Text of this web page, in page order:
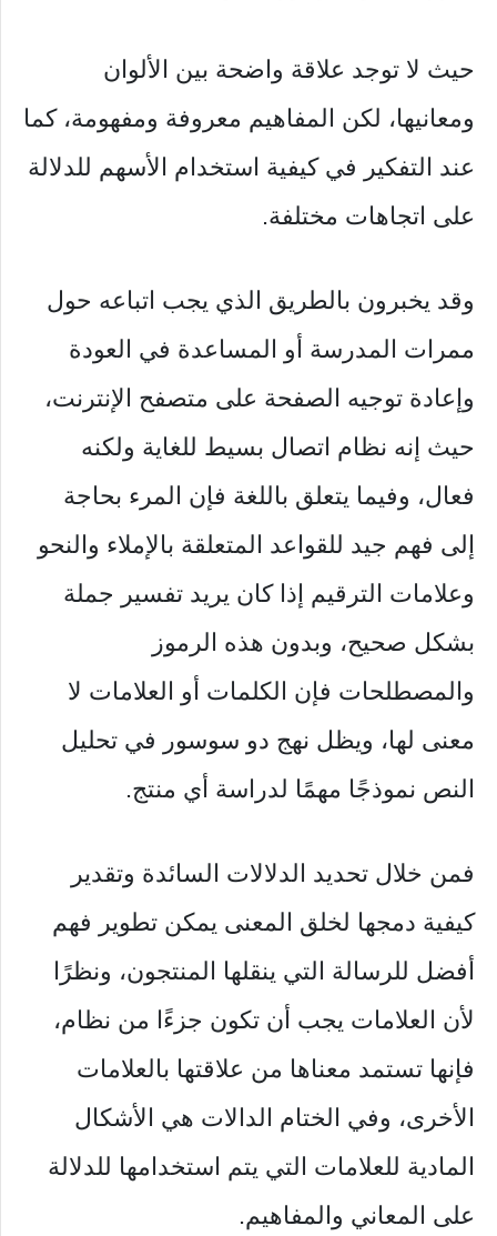
حيث لا توجد علاقة واضحة بين الألوان
ومعانيها، لكن المفاهيم معروفة ومفهومة، كما
عند التفكير في كيفية استخدام الأسهم للدلالة
على اتجاهات مختلفة.
وقد يخبرون بالطريق الذي يجب اتباعه حول
ممرات المدرسة أو المساعدة في العودة
وإعادة توجيه الصفحة على متصفح الإنترنت،
حيث إنه نظام اتصال بسيط للغاية ولكنه
فعال، وفيما يتعلق باللغة فإن المرء بحاجة
إلى فهم جيد للقواعد المتعلقة بالإملاء والنحو
وعلامات الترقيم إذا كان يريد تفسير جملة
بشكل صحيح، وبدون هذه الرموز
والمصطلحات فإن الكلمات أو العلامات لا
معنى لها، ويظل نهج دو سوسور في تحليل
النص نموذجًا مهمًا لدراسة أي منتج.
فمن خلال تحديد الدلالات السائدة وتقدير
كيفية دمجها لخلق المعنى يمكن تطوير فهم
أفضل للرسالة التي ينقلها المنتجون، ونظرًا
لأن العلامات يجب أن تكون جزءًا من نظام،
فإنها تستمد معناها من علاقتها بالعلامات
الأخرى، وفي الختام الدالات هي الأشكال
المادية للعلامات التي يتم استخدامها للدلالة
على المعاني والمفاهيم.